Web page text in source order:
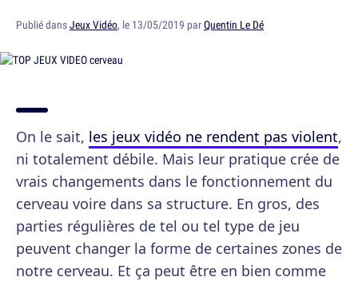
Publié dansJeux Vidéo, le 13/05/2019 parQuentin Le Dé
On le sait, les jeux vidéo ne rendent pas violent,
ni totalement débile. Mais leur pratique crée de
vrais changements dans le fonctionnement du
cerveau voire dans sa structure. En gros, des
parties régulières de tel ou tel type de jeu
peuvent changer la forme de certaines zones de
notre cerveau. Et ça peut être en bien comme